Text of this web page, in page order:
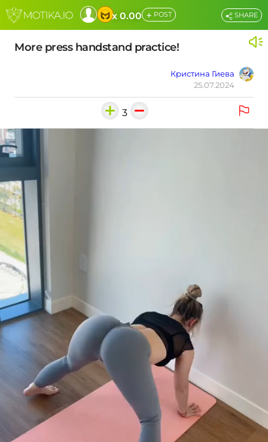
x 0.00 + POST
More press handstand practice!
Кристина Гиева
25.07.2024
SHARE
3